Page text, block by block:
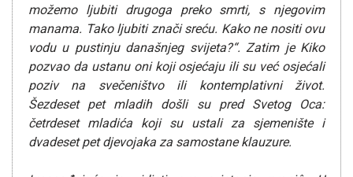
možemo ljubiti drugoga preko smrti, s njegovim
manama. Tako ljubiti znači sreću. Kako ne nositi ovu
vodu u pustinju današnjeg svijeta?“. Zatim je Kiko
pozvao da ustanu oni koji osjećaju ili su već osjećali
poziv na svečeništvo ili kontemplativni život.
Šezdeset pet mladih došli su pred Svetog Oca:
četrdeset mladića koji su ustali za sjemenište i
dvadeset pet djevojaka za samostane klauzure.